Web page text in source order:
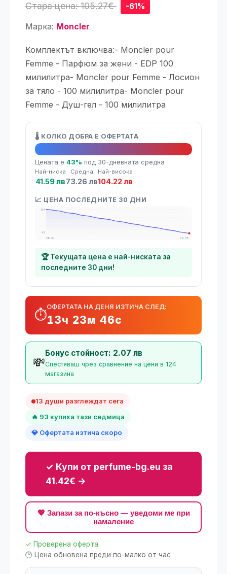
Стара цена: 105.27€ -61%
Марка: Moncler
Комплектът включва:- Moncler pour
Femme - Парфюм за жени - EDP 100
милилитра- Moncler pour Femme - Лосион
за тяло - 100 милилитра- Moncler pour
Femme - Душ-гел - 100 милилитра
🌡️ КОЛКО ДОБРА Е ОФЕРТАТА
🔥 Топ оферта
Цената е 43% под 30-дневната средна
Най-ниска
41.59 лв
Средна
73.26 лв
Най-висока
104.22 лв
📈 ЦЕНА ПОСЛЕДНИТЕ 30 ДНИ
104
42
08.07
06.08
🏆 Текущата цена е най-ниската за
последните 30 дни!
⏱️
ОФЕРТАТА НА ДЕНЯ ИЗТИЧА СЛЕД:
13ч 23м 46с
💸
Бонус стойност: 2.07 лв
Спестяваш чрез сравнение на цени в 124
магазина
13 души разглеждат сега
🔥 93 купиха тази седмица
💎 Офертата изтича скоро
✓ Купи от perfume-bg.eu за
41.42€ →
💖 Запази за по-късно — уведоми ме при
намаление
✓ Проверена оферта
🕑 Цена обновена преди по-малко от час